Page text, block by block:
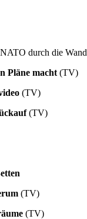
durch die Wand
Pläne macht (TV)
(TV)
(TV)
(TV)
(TV)